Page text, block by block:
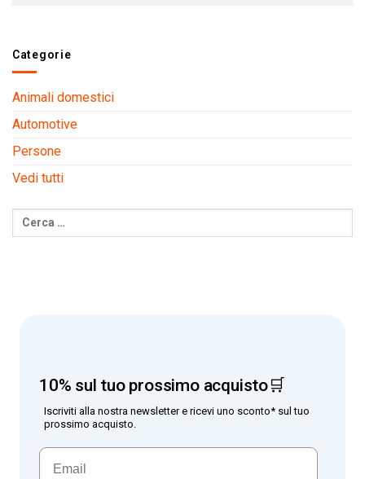
Categorie
Animali domestici
Automotive
Persone
Vedi tutti
10% sul tuo prossimo acquisto🛒
Iscriviti alla nostra newsletter e ricevi uno sconto* sul tuo
prossimo acquisto.